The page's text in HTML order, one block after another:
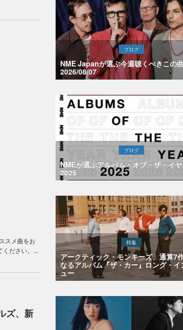
スメ曲をお
ください。...
ズ、新
ブログ
NME Japanが選ぶ今週聴くべきこの
2026/08/07
ブログ
NMEが選ぶアルバム・オブ・ザ・イ
2025
特集
アークティック・モンキーズ、通算7
なるアルバム『ザ・カー』ロング・イ
ュー